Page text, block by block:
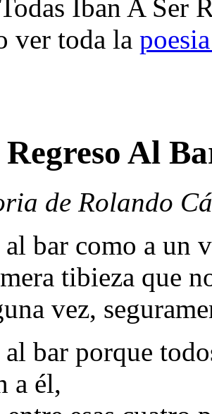
Iban A Ser
ver toda la
Regreso Al
de Rolando
al bar como a un
tibieza que
vez,
al bar porque
a él,